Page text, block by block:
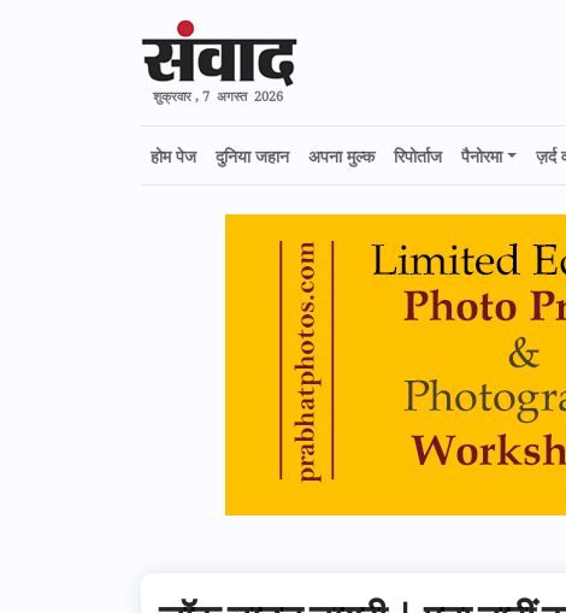
शुक्रवार , 7 अगस्त 2026
होम पेज दुनिया जहान अपना मुल्क रिपोर्ताज पैनोरमा ज़र्द